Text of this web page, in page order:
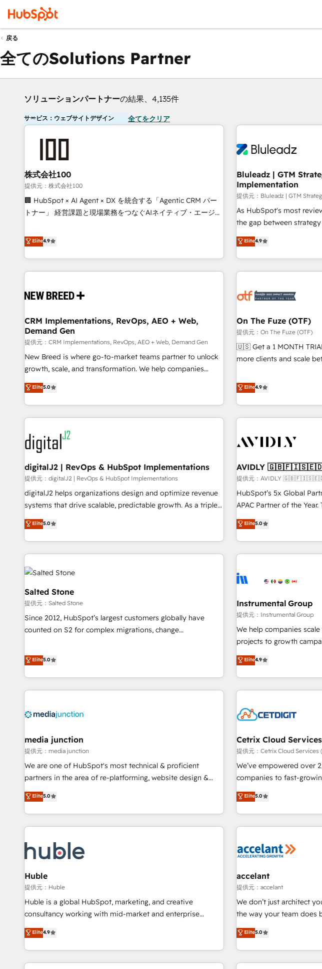
戻る
全てのSolutions Partner
ソリューションパートナーの結果、4,135件
サービス：ウェブサイトデザイン 全てをクリア
株式会社100
提供元：株式会社100
🏢 HubSpot × AI Agent × DX を統合する「Agentic CRM パー
トナー」 経営課題と現場業務をつなぐAIネイティブ・エージェ
再設計します。 💡 100inc は何をする会社か？ HubSpotを共
通基盤に、AIエージェントを組み込んだ顧客フロント業務（マ
ーケティング・営業・CS）を組織全体で設計・実装する日本の
AIネイティブ・エージェンシーです。事業部・グループ会社・
CRMを軸とした全社共通基盤に再構築します。意思決定者・
顧客データの一元化から、GTMの見える化・自動化まで。全
Hub統合運用、データ品質設計、グループ横断のCRM統合に対
応します。 2️⃣ AIエージェント組織構築 営業・マーケティング
業務の一部をAIが自律実行する組織への移行を設計・実装。
Breeze・Claude等をHubSpotと連携させ、役割定義・運用ル
ール・成果指標まで含めて設計します。 3️⃣ 全社DX × AI推進の
PMO伴走支援 複数部門をまたぐDX×AI変革を、構想から実装・
定着までPMOとして主導。「設定の代行ではなく、設計の責
任」を引き受け、部門横断の統合・浸透・変革管理を実行しま
した情報設計・導線設計・テンプレート設計をContent Hubで
一体提供。 ▸ 既存CRM・MAからの移行支援：Salesforce・
Marketo・Pardot等からの移行、カスタム設計、履歴データ移
行と活用設計まで。 ▸ AEO対応：ChatGPT・Perplexity等のAI
検索からの流入・引用を前提にコンテンツとサイト構造を最適
化。 🏆 なぜ100incを選ぶのか？ ✓ HubSpot Eliteパートナー
ISO27001:2022 / ISO9001:2015 取得 ✓ 400社以上の導入実績
✓ HubSpot大百科 出版 CRM・AI活用に関するご相談、現状整
Elite4.9
Bluleadz | GTM
Implementation
提供元：Bluleadz | GTM
As HubSpot's most
the gap between strategy and
up tools" — we install the
to align your leadership
predictable revenue velocity. 🚀 GTM Strategy &
Workshops & Sprints:
mess." ⚙️ Elite Engineering & AI Scalable Architecture: Zero-
HubSpot Accreditations. AI-Powered RevOps: Breeze AI,
custom AI agents, and
reporting clarity. Security & Compliance: SOC 2 Type II and
HIPAA attested for
Elite4.9
CRM Implementations, RevOps, AEO + Web,
Demand Gen
提供元：CRM Implementations, RevOps, AEO + Web, Demand Gen
New Breed is where go-to-market teams partner to unlock
growth, scale, and transformation. We help companies
activate HubSpot’s AI-powered customer platform and
operationalize HubSpot’s Loop Marketing framework
through expert-led services, smart agents, and purpose-
built apps, tailored to your business. Together, we unlock
results, fast. ⚙️CRM & RevOps: Align all Hubs to your buyer
journey for clean data, scalability, & reporting. 🎯Demand
Gen & ABM: Drive pipeline with inbound, ABM, AEO, SEO, &
paid media. 👩‍💻Web Design: Build high-performing
websites with UX, messaging, & conversion strategy that
drive results. 🤖AI Strategy: Activate Breeze Agents,
configure HubSpot AI, & maximize AEO with tailored AI
integrations, hosting, & maintenance.
Elite5.0
On The Fuze (OTF)
提供元：On The Fuze (OTF)
🇺🇸 Get a 1 MONTH TRIAL 🇺🇸 Helping
more clients and scale
help lean, growing companies: - Win more
Reduce no-shows -
Scale with less headcount ...by using HubSpot's
capabilities. 🤓 What do you get? 🤓 Our client's are too
Personal Consultant +
practices and 'don't
recommendations to maximize
Partner (top 1% of
HubSpot Partner of the Year 💥 Trusted
using HubSpot (the right way). ⭐️ Here's
www.onthefuze.com/hubspot-admin
Elite4.9
digitalJ2 | RevOps & HubSpot Implementations
提供元：digitalJ2 | RevOps & HubSpot Implementations
digitalJ2 helps organizations design and optimize revenue
systems that drive scalable, predictable growth. As a triple-
accredited HubSpot Solutions Partner, we specialize in both
strategic RevOps planning and hands-on technical
execution - building the operational foundation companies
need to thrive. Industries we specialize in: - Manufacturing -
Healthcare - Financial Services - Managed IT (MSP) -
Franchises - Professional Services - And more! How we
help: ✔️ Full HubSpot implementations and portal
optimization ✔️ Data migrations, CRM architecture, and
reporting foundations ✔️ Custom integrations and workflow
automation ✔️ User adoption programs, training, and
through the revenue maturity model - delivering the right
improvements at the right time so operations evolve
Elite5.0
AVIDLY
提供元：AVIDLY
HubSpot’s 5x Global
APAC Partner of the
fully accredited HubSpot Solutions
HubSpot projects
EMEA, APAC and NAM,
programmes and
automation, we turn
future.” Others agree it
measurable impact.
Elite5.0
Salted Stone
提供元：Salted Stone
Since 2012, HubSpot’s largest customers globally have
counted on S2 for complex migrations, change
that deliver measurable impact and transform brand
experiences As one of the few full-service creative agencies
in the HubSpot ecosystem, we blend strategy, technology,
& award-winning design to build scalable, globally
campaigns, & RevOps frameworks that fuel long-term
seamless integrations, ensure long-term adoption with
change-management programs, and align marketing, sales,
and service to drive sustainable growth With 6 key
HubSpot accreditations and experience across hundreds of
one of our globally integrated teams has worked with
clients just like you Let’s explore whether S2 is the partner
Elite5.0
Instrumental Group
提供元：Instrumental Group
We help companies
projects to growth
an agency that's
willing to work hand-in-
complex and build a
customers.
Elite4.9
media junction
提供元：media junction
We are one of HubSpot's most technical & proficient
partners in the area of re-platforming, website design &
development. We specialize in multi-hub implementations
for mid-market & enterprise companies. We are woman-
owned, powered by coffee, and we ❤️ dogs. We produce
award-winning work for our clients. 🏆2023 Technical
Award 🏆2022 Platform Migration Excellence Impact Award
🏆2020 Elite Solutions Partner 🏆2019 Integrations HubSpot
Impact Award 🏆2019 Marketing Enablement HubSpot
Impact Award 🏆2018 Website Design HubSpot Impact
Award 🏆2017 Website Design HubSpot Impact Award 🏆
2016 Growth-Driven Design Agency of the Year 🏆2016
Driven Design Agency of the Year 🏆2015 Became the 5th
Agency to reach Diamond 🏆2014 HubSpot COS
Elite5.0
Cetrix Cloud
提供元：Cetrix Cloud Services
We’ve empowered over
companies to fast-
streamline operations,
potential of HubSpot. With deep technical and industry
expertise, we fuse
innovation to deliver lasting impact.
Onboarding for Sales,
workflows • Salesforce +
design and CMS
NetSuite, Microsoft
migration from any
and complex
PandaDoc, ClickUp,
Elite5.0
Huble
提供元：Huble
Huble is a global HubSpot, marketing, and creative
consultancy working with mid-market and enterprise
businesses. We go beyond implementation, shaping the
strategy, processes, and teams that turn HubSpot into a
genuine growth engine. Named HubSpot's Global Partner of
the Year in 2024, consistently ranked among their top 5
Elite4.9
accelant
提供元：accelant
We don’t just architect
the way your team does
Solutions Partner, we
end CRM solutions that
operational efficiency,
HubSpot. What sets us apart? Our people-centric approach.
Elite5.0